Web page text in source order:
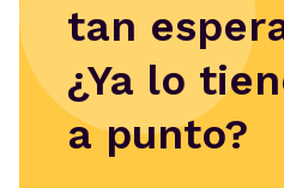
tan
¿Ya lo
a punto?